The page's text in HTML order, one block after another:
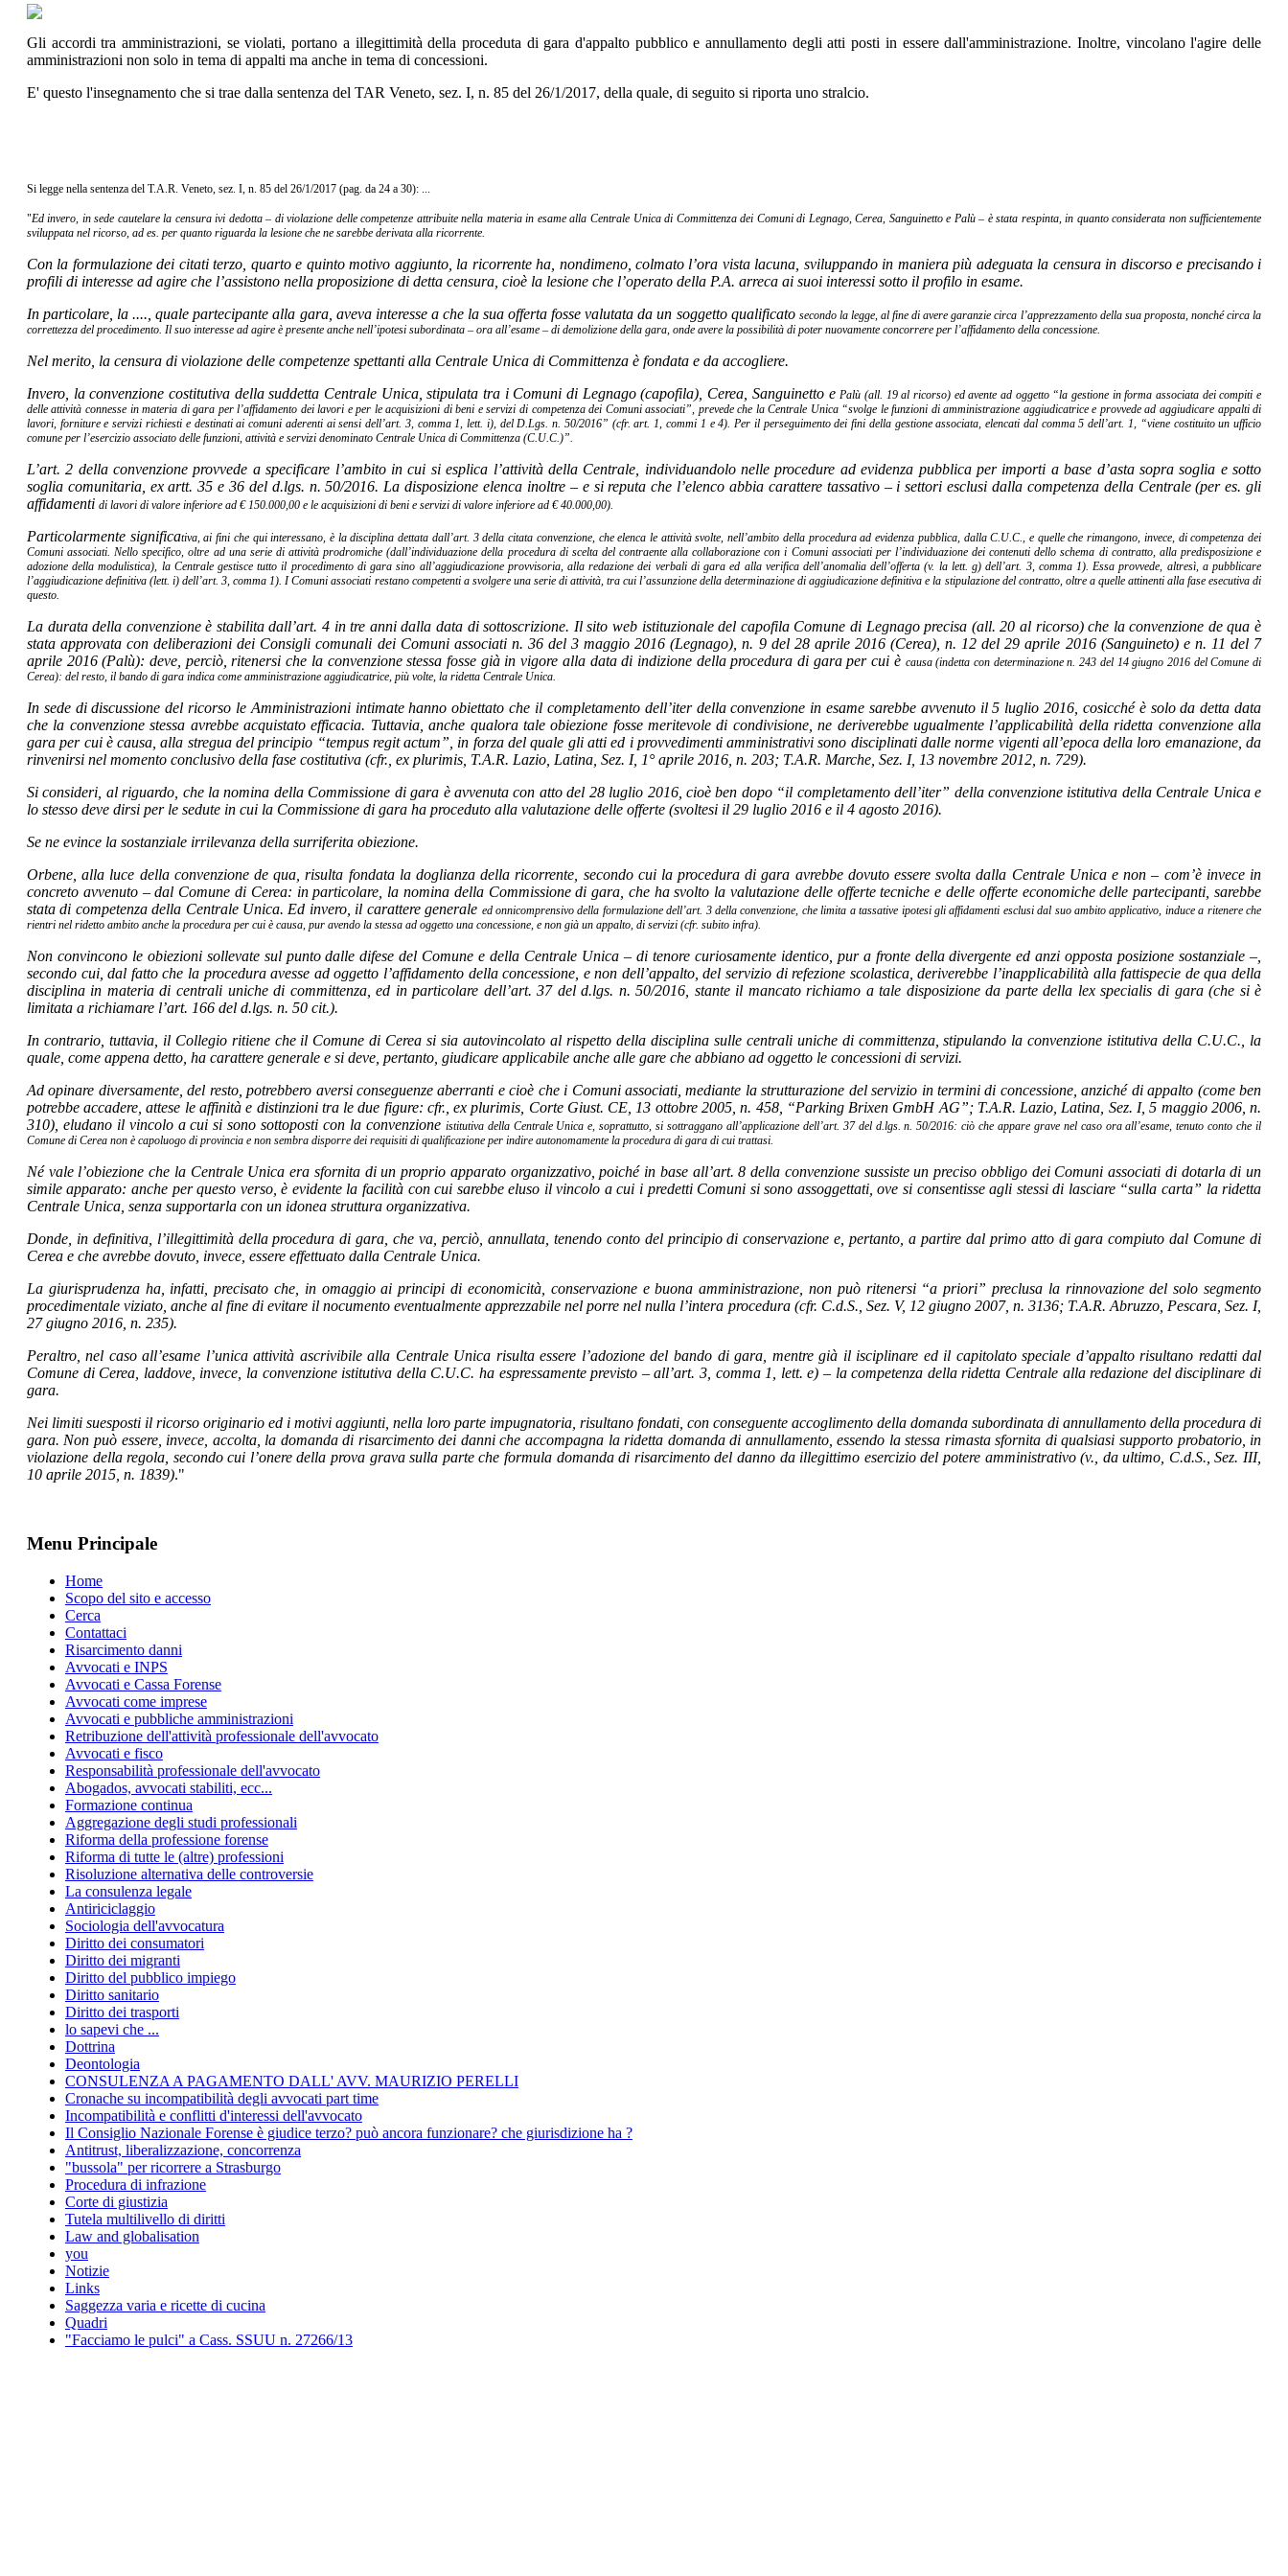
Gli accordi tra amministrazioni, se violati, portano a illegittimità della proceduta di gara d'appalto pubblico e annullamento degli atti posti in essere dall'amministrazione. Inoltre, vincolano l'agire delle
amministrazioni non solo in tema di appalti ma anche in tema di concessioni.
E' questo l'insegnamento che si trae dalla sentenza del TAR Veneto, sez. I, n. 85 del 26/1/2017, della quale, di seguito si riporta uno stralcio.
Si legge nella sentenza del T.A.R. Veneto, sez. I, n. 85 del 26/1/2017 (pag. da 24 a 30): ...
"Ed invero, in sede cautelare la censura ivi dedotta – di violazione delle competenze attribuite nella materia in esame alla Centrale Unica di Committenza dei Comuni di Legnago, Cerea, Sanguinetto e Palù – è stata respinta, in quanto considerata non sufficientemente
sviluppata nel ricorso, ad es. per quanto riguarda la lesione che ne sarebbe derivata alla ricorrente.
Con la formulazione dei citati terzo, quarto e quinto motivo aggiunto, la ricorrente ha, nondimeno, colmato l’ora vista lacuna, sviluppando in maniera più adeguata la censura in discorso e precisando i
profili di interesse ad agire che l’assistono nella proposizione di detta censura, cioè la lesione che l’operato della P.A. arreca ai suoi interessi sotto il profilo in esame.
In particolare, la ...., quale partecipante alla gara, aveva interesse a che la sua offerta fosse valutata da un soggetto qualificato secondo la legge, al fine di avere garanzie circa l’apprezzamento della sua proposta, nonché circa la
correttezza del procedimento. Il suo interesse ad agire è presente anche nell’ipotesi subordinata – ora all’esame – di demolizione della gara, onde avere la possibilità di poter nuovamente concorrere per l’affidamento della concessione.
Nel merito, la censura di violazione delle competenze spettanti alla Centrale Unica di Committenza è fondata e da accogliere.
Invero, la convenzione costitutiva della suddetta Centrale Unica, stipulata tra i Comuni di Legnago (capofila), Cerea, Sanguinetto e Palù (all. 19 al ricorso) ed avente ad oggetto “la gestione in forma associata dei compiti e
delle attività connesse in materia di gara perl’affidamento dei lavori e per le acquisizioni di beni e servizi di competenza dei Comuni associati”, prevede che la Centrale Unica “svolge le funzioni di amministrazione aggiudicatrice e provvede ad aggiudicare appalti di
lavori, forniture e servizi richiesti e destinati ai comuni aderenti ai sensi dell’art. 3, comma 1, lett. i), del D.Lgs. n. 50/2016” (cfr. art. 1, commi 1 e 4). Per il perseguimento dei fini della gestione associata, elencati dal comma 5 dell’art. 1, “viene costituito un ufficio
comune per l’esercizio associato delle funzioni, attività e servizi denominato Centrale Unica di Committenza (C.U.C.)”.
L’art. 2 della convenzione provvede a specificare l’ambito in cui si esplica l’attività della Centrale, individuandolo nelle procedure ad evidenza pubblica per importi a base d’asta sopra soglia e sotto
soglia comunitaria, ex artt. 35 e 36 del d.lgs. n. 50/2016. La disposizione elenca inoltre – e si reputa che l’elenco abbia carattere tassativo – i settori esclusi dalla competenza della Centrale (per es. gli
affidamenti di lavori di valore inferiore ad € 150.000,00 e le acquisizioni di beni e servizi di valore inferiore ad € 40.000,00).
Particolarmente significativa, ai fini che qui interessano, è la disciplina dettata dall’art. 3 della citata convenzione, che elenca le attività svolte, nell’ambito della procedura ad evidenza pubblica, dalla C.U.C., e quelle che rimangono, invece, di competenza dei
Comuni associati. Nello specifico, oltre ad una serie di attività prodromiche (dall’individuazione della procedura di scelta del contraente alla collaborazione con i Comuni associati per l’individuazione dei contenuti dello schema di contratto, alla predisposizione e
adozione della modulistica), la Centrale gestisce tutto il procedimento di gara sino all’aggiudicazione provvisoria, alla redazione dei verbali di gara ed alla verifica dell’anomalia dell’offerta (v. la lett. g) dell’art. 3, comma 1). Essa provvede, altresì, a pubblicare
l’aggiudicazione definitiva (lett. i) dell’art. 3, comma 1). I Comuni associati restano competenti a svolgere una serie di attività, tra cui l’assunzione delladeterminazione di aggiudicazione definitiva e la stipulazione del contratto, oltre a quelle attinenti alla fase esecutiva di
questo.
La durata della convenzione è stabilita dall’art. 4 in tre anni dalla data di sottoscrizione. Il sito web istituzionale del capofila Comune di Legnago precisa (all. 20 al ricorso) che la convenzione de qua è
stata approvata con deliberazioni dei Consigli comunali dei Comuni associati n. 36 del 3 maggio 2016 (Legnago), n. 9 del 28 aprile 2016 (Cerea), n. 12 del 29 aprile 2016 (Sanguineto) e n. 11 del 7
aprile 2016 (Palù): deve, perciò, ritenersi che la convenzione stessa fosse già in vigore alla data di indizione della procedura di gara per cui è causa (indetta con determinazione n. 243 del 14 giugno 2016 delComune di
Cerea): del resto, il bando di gara indica come amministrazione aggiudicatrice, più volte, la ridetta Centrale Unica.
In sede di discussione del ricorso le Amministrazioni intimate hanno obiettato che il completamento dell’iter della convenzione in esame sarebbe avvenuto il 5 luglio 2016, cosicché è solo da detta data
che la convenzione stessa avrebbe acquistato efficacia. Tuttavia, anche qualora tale obiezione fosse meritevole di condivisione, ne deriverebbe ugualmente l’applicabilità della ridetta convenzione alla
gara per cui è causa, alla stregua del principio “tempus regit actum”, in forza del quale gli atti ed i provvedimenti amministrativi sono disciplinati dalle norme vigenti all’epoca della loro emanazione, da
rinvenirsi nel momento conclusivo della fase costitutiva (cfr., ex plurimis, T.A.R. Lazio, Latina, Sez. I, 1° aprile 2016, n. 203; T.A.R. Marche, Sez. I, 13 novembre 2012, n. 729).
Si consideri, al riguardo, che la nomina della Commissione di gara è avvenuta con atto del 28 luglio 2016, cioè ben dopo “il completamento dell’iter” della convenzione istitutiva della Centrale Unica e
lo stesso deve dirsi per le sedute in cui la Commissione di gara ha proceduto alla valutazione delle offerte (svoltesi il 29 luglio 2016 e il 4 agosto 2016).
Se ne evince la sostanziale irrilevanza della surriferita obiezione.
Orbene, alla luce della convenzione de qua, risulta fondata la doglianza della ricorrente, secondo cui la procedura di gara avrebbe dovuto essere svolta dalla Centrale Unica e non – com’è invece in
concreto avvenuto – dal Comune di Cerea: in particolare, la nomina della Commissione di gara, che ha svolto la valutazione delle offerte tecniche e delle offerte economiche delle partecipanti, sarebbe
stata di competenza della Centrale Unica. Ed invero, il carattere generale ed onnicomprensivo della formulazione dell’art. 3 della convenzione, che limita a tassative ipotesi gli affidamenti esclusi dal suo ambito applicativo, induce a ritenere che
rientri nel ridetto ambito anche la procedura per cui è causa, pur avendo la stessa ad oggetto una concessione, e non già un appalto, di servizi (cfr. subito infra).
Non convincono le obiezioni sollevate sul punto dalle difese del Comune e della Centrale Unica – di tenore curiosamente identico, pur a fronte della divergente ed anzi opposta posizione sostanziale –,
secondo cui, dal fatto che la procedura avesse ad oggetto l’affidamento della concessione, e non dell’appalto, del servizio di refezione scolastica, deriverebbe l’inapplicabilità alla fattispecie de qua della
disciplina in materia di centrali uniche di committenza, ed in particolare dell’art. 37 del d.lgs. n. 50/2016, stante il mancato richiamo a tale disposizione da parte della lex specialis di gara (che si è
limitata a richiamare l’art. 166 del d.lgs. n. 50 cit.).
In contrario, tuttavia, il Collegio ritiene che il Comune di Cerea si sia autovincolato al rispetto della disciplina sulle centrali uniche di committenza, stipulando la convenzione istitutiva della C.U.C., la
quale, come appena detto, ha carattere generale e si deve, pertanto, giudicare applicabile anche alle gare che abbiano ad oggetto le concessioni di servizi.
Ad opinare diversamente, del resto, potrebbero aversi conseguenze aberranti e cioè che i Comuni associati, mediante la strutturazione del servizio in termini di concessione, anziché di appalto (come ben
potrebbe accadere, attese le affinità e distinzioni tra le due figure: cfr., ex plurimis, Corte Giust. CE, 13 ottobre 2005, n. 458, “Parking Brixen GmbH AG”; T.A.R. Lazio, Latina, Sez. I, 5 maggio 2006, n.
310), eludano il vincolo a cui si sono sottoposti con la convenzione istitutiva della Centrale Unica e, soprattutto, si sottraggano all’applicazione dell’art. 37 del d.lgs. n. 50/2016: ciò che appare grave nel caso ora all’esame, tenuto conto che il
Comune di Cerea non è capoluogo di provincia e non sembra disporre dei requisiti di qualificazione per indire autonomamente la procedura di gara di cui trattasi.
Né vale l’obiezione che la Centrale Unica era sfornita di un proprio apparato organizzativo, poiché in base all’art. 8 della convenzione sussiste un preciso obbligo dei Comuni associati di dotarla di un
simile apparato: anche per questo verso, è evidente la facilità con cui sarebbe eluso il vincolo a cui i predetti Comuni si sono assoggettati, ove si consentisse agli stessi di lasciare “sulla carta” la ridetta
Centrale Unica, senza supportarla con un idonea struttura organizzativa.
Donde, in definitiva, l’illegittimità della procedura di gara, che va, perciò, annullata, tenendo conto del principio di conservazione e, pertanto, a partire dal primo atto di gara compiuto dal Comune di
Cerea e che avrebbe dovuto, invece, essere effettuato dalla Centrale Unica.
La giurisprudenza ha, infatti, precisato che, in omaggio ai principi di economicità, conservazione e buona amministrazione, non può ritenersi “a priori” preclusa la rinnovazione del solo segmento
procedimentale viziato, anche al fine di evitare il nocumento eventualmente apprezzabile nel porre nel nulla l’intera procedura (cfr. C.d.S., Sez. V, 12 giugno 2007, n. 3136; T.A.R. Abruzzo, Pescara, Sez. I,
27 giugno 2016, n. 235).
Peraltro, nel caso all’esame l’unica attività ascrivibile alla Centrale Unica risulta essere l’adozione del bando di gara, mentre già il isciplinare ed il capitolato speciale d’appalto risultano redatti dal
Comune di Cerea, laddove, invece, la convenzione istitutiva della C.U.C. ha espressamente previsto – all’art. 3, comma 1, lett. e) – la competenza della ridetta Centrale alla redazione del disciplinare di
gara.
Nei limiti suesposti il ricorso originario ed i motivi aggiunti, nella loro parte impugnatoria, risultano fondati, con conseguente accoglimento della domanda subordinata di annullamento della procedura di
gara. Non può essere, invece, accolta, la domanda di risarcimento dei danni che accompagna la ridetta domanda di annullamento, essendo la stessa rimasta sfornita di qualsiasi supporto probatorio, in
violazione della regola, secondo cui l’onere della prova grava sulla parte che formula domanda di risarcimento del danno da illegittimo esercizio del potere amministrativo (v., da ultimo, C.d.S., Sez. III,
10 aprile 2015, n. 1839)."
Menu Principale
Home
Scopo del sito e accesso
Cerca
Contattaci
Risarcimento danni
Avvocati e INPS
Avvocati e Cassa Forense
Avvocati come imprese
Avvocati e pubbliche amministrazioni
Retribuzione dell'attività professionale dell'avvocato
Avvocati e fisco
Responsabilità professionale dell'avvocato
Abogados, avvocati stabiliti, ecc...
Formazione continua
Aggregazione degli studi professionali
Riforma della professione forense
Riforma di tutte le (altre) professioni
Risoluzione alternativa delle controversie
La consulenza legale
Antiriciclaggio
Sociologia dell'avvocatura
Diritto dei consumatori
Diritto dei migranti
Diritto del pubblico impiego
Diritto sanitario
Diritto dei trasporti
lo sapevi che ...
Dottrina
Deontologia
CONSULENZA A PAGAMENTO DALL' AVV. MAURIZIO PERELLI
Cronache su incompatibilità degli avvocati part time
Incompatibilità e conflitti d'interessi dell'avvocato
Il Consiglio Nazionale Forense è giudice terzo? può ancora funzionare? che giurisdizione ha ?
Antitrust, liberalizzazione, concorrenza
"bussola" per ricorrere a Strasburgo
Procedura di infrazione
Corte di giustizia
Tutela multilivello di diritti
Law and globalisation
you
Notizie
Links
Saggezza varia e ricette di cucina
Quadri
"Facciamo le pulci" a Cass. SSUU n. 27266/13